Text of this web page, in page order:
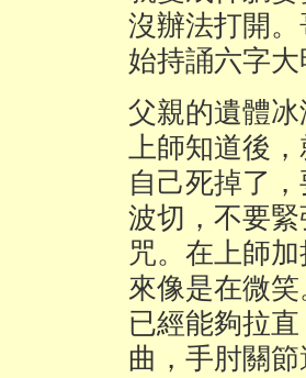
沒辦法打開
始持誦六字
父親的遺體
上師知道後
自己死掉了
波切，不要
咒。在上師
來像是在微
已經能夠拉
曲，手肘關